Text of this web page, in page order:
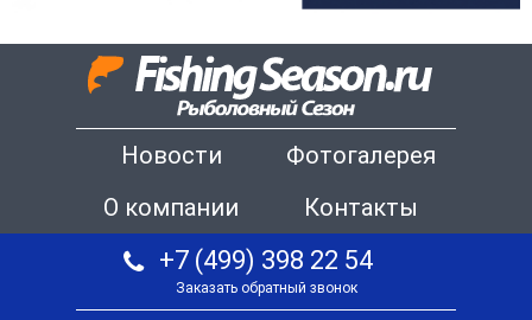
Новости
Фотогалерея
О компании
Контакты
+7 (499) 398 22 54
Заказать обратный звонок